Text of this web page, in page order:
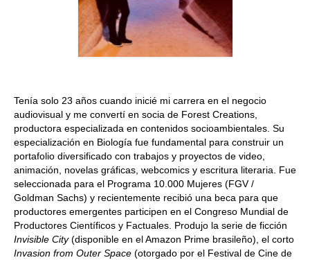
Tenía solo 23 años cuando inicié mi carrera en el negocio
audiovisual y me convertí en socia de Forest Creations,
productora especializada en contenidos socioambientales. Su
especialización en Biología fue fundamental para construir un
portafolio diversificado con trabajos y proyectos de video,
animación, novelas gráficas, webcomics y escritura literaria. Fue
seleccionada para el Programa 10.000 Mujeres (FGV /
Goldman Sachs) y recientemente recibió una beca para que
productores emergentes participen en el Congreso Mundial de
Productores Científicos y Factuales. Produjo la serie de ficción
Invisible City(disponible en el Amazon Prime brasileño), el corto
Invasion from Outer Space (otorgado por el Festival de Cine de